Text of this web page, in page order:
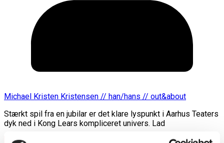
Michael Kristen Kristensen // han/hans // out&about
Stærkt spil fra en jubilar er det klare lyspunkt i Aarhus Teaters
dyk ned i Kong Lears kompliceret univers. Lad
Læs mere